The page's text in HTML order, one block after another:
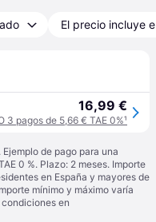
El precio incluye
16,99 €
3 pagos de 5,66 € TAE 0%¹
de pago para una
0 %. Plazo: 2 meses. Importe
en España y mayores de
mínimo y máximo varía
en